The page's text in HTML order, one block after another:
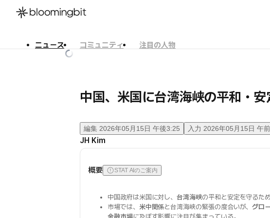
ニュース コミュニティ
注目の人物
中国、米国に台湾海峡の平和・
編集 2026年05月15日 午後3:25 入力 2026年05月15日 午
JH Kim
概要 STAT AIのご案内
中国政府は米国に対し、台湾海峡の平和と安定を守るた
市場では、 米中関係と台湾海峡の緊張の度合いが、グロ